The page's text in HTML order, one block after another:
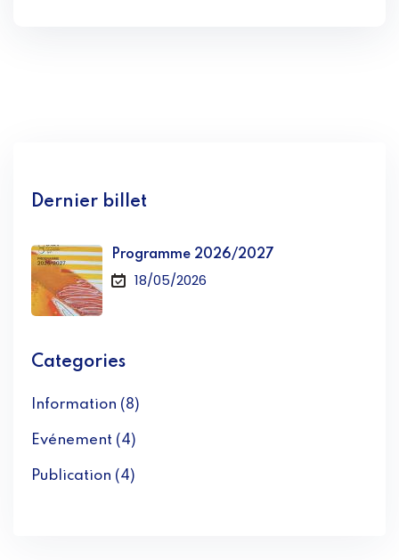
Dernier billet
Programme 2026/2027
18/05/2026
Categories
Information (8)
Evénement (4)
Publication (4)